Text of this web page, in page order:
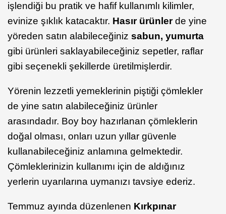
işlendiği bu pratik ve hafif kullanımlı kilimler,
evinize şıklık katacaktır. Hasır ürünlerde yine
yöreden satın alabileceğiniz sabun, yumurta
gibi ürünleri saklayabileceğiniz sepetler, raflar
gibi seçenekli şekillerde üretilmişlerdir.
Yörenin lezzetli yemeklerinin piştiği çömlekler
de yine satın alabileceğiniz ürünler
arasındadır. Boy boy hazırlanan çömleklerin
doğal olması, onları uzun yıllar güvenle
kullanabileceğiniz anlamına gelmektedir.
Çömleklerinizin kullanımı için de aldığınız
yerlerin uyarılarına uymanızı tavsiye ederiz.
Temmuz ayında düzenlenen Kırkpınar